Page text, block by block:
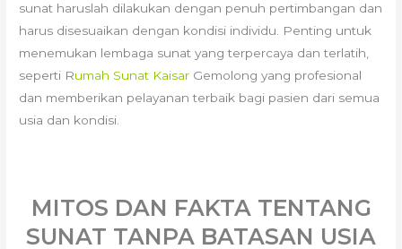
sunat haruslah dilakukan dengan penuh pertimbangan dan
harus disesuaikan dengan kondisi individu. Penting untuk
menemukan lembaga sunat yang terpercaya dan terlatih,
seperti Rumah Sunat Kaisar Gemolong yang profesional
dan memberikan pelayanan terbaik bagi pasien dari semua
usia dan kondisi.
MITOS DAN FAKTA TENTANG
SUNAT TANPA BATASAN USIA